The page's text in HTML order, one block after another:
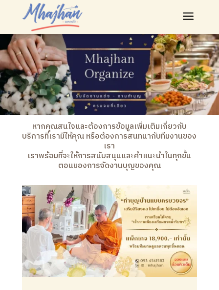
a
หากคุณสนใจและต้องการข้อมูลเพิ่มเติมเกี่ยวกับ
บริการที่เรามีให้คุณ หรือต้องการสนทนากับทีมงานของ
เรา
เราพร้อมที่จะให้การสนับสนุนและคำแนะนำในทุกขั้น
ตอนของการจัดงานบุญของคุณ